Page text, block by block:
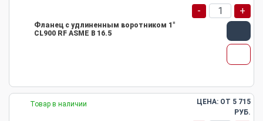
Фланец с удлиненным воротником 1"
CL900 RF ASME B 16.5
- +
Товар в наличии ЦЕНА: ОТ 5 715
РУБ.